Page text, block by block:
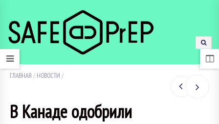
ГЛАВНАЯ / НОВОСТИ /
В Канаде одобрили